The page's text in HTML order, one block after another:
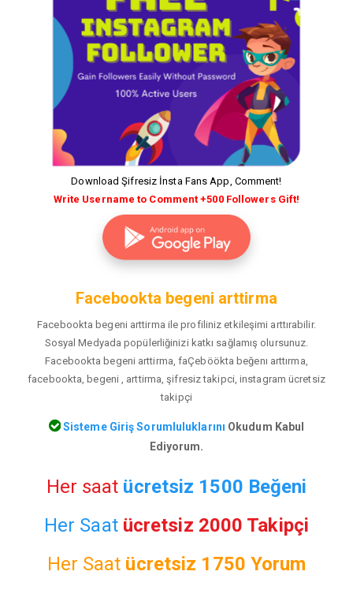
Download Şifresiz İnsta Fans App, Comment!
Write Username to Comment +500 Followers Gift!
Facebookta begeni arttirma
Facebookta begeni arttirma ile profiliniz etkileşimi arttırabilir.
Sosyal Medyada popülerliğinizi katkı sağlamış olursunuz.
Facebookta begeni arttirma, faÇeböökta beğenı arttırma,
facebookta, begeni , arttirma, şifresiz takipci, instagram ücretsiz
takipçi
Sisteme Giriş Sorumluluklarını Okudum Kabul
Ediyorum.
Her saat ücretsiz 1500 Beğeni
Her Saat ücretsiz 2000 Takipçi
Her Saat ücretsiz 1750 Yorum